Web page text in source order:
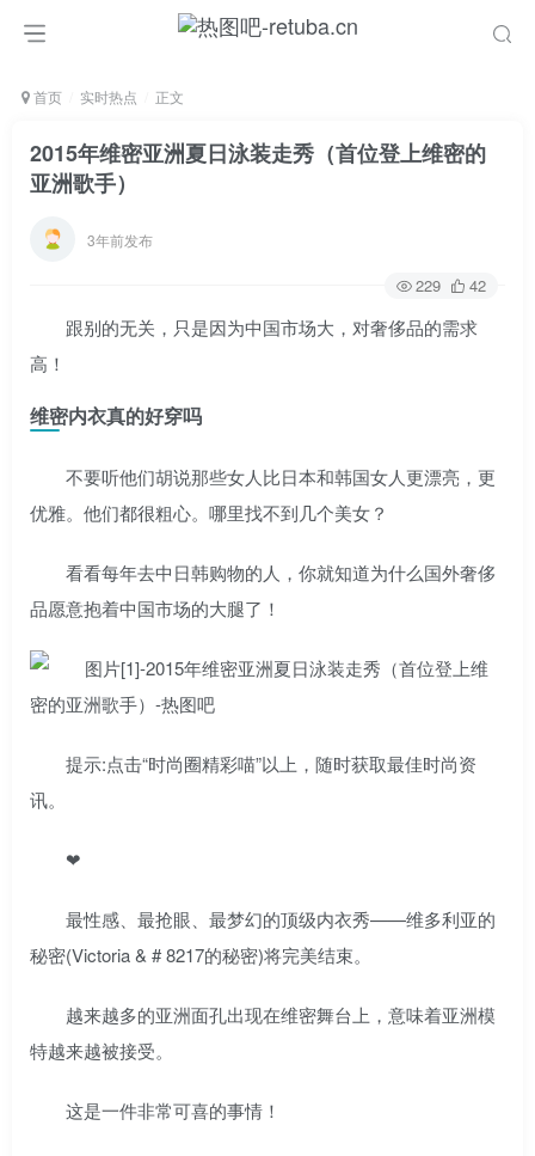
首页 实时热点 正文
2015年维密亚洲夏日泳装走秀（首位登上维密的
亚洲歌手）
3年前发布
229 42
跟别的无关，只是因为中国市场大，对奢侈品的需求
高！
维密内衣真的好穿吗
不要听他们胡说那些女人比日本和韩国女人更漂亮，更
优雅。他们都很粗心。哪里找不到几个美女？
看看每年去中日韩购物的人，你就知道为什么国外奢侈
品愿意抱着中国市场的大腿了！
提示:点击“时尚圈精彩喵”以上，随时获取最佳时尚资
讯。
❤
最性感、最抢眼、最梦幻的顶级内衣秀——维多利亚的
秘密(Victoria & # 8217的秘密)将完美结束。
越来越多的亚洲面孔出现在维密舞台上，意味着亚洲模
特越来越被接受。
这是一件非常可喜的事情！